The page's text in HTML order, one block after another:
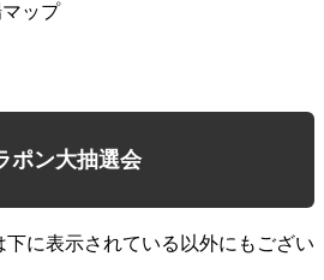
ップ
ポン大抽選会
下に表示されている以外にもござい